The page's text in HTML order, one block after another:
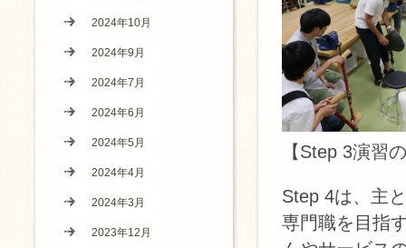
【Step 3演習
Step 4は、主
専門職を目指
2024年10月
2024年9月
2024年7月
2024年6月
2024年5月
2024年4月
2024年3月
2023年12月